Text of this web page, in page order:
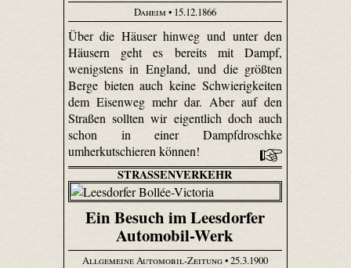
Daheim • 15.12.1866
Über die Häuser hinweg und unter den
Häusern geht es bereits mit Dampf,
wenigstens in England, und die größten
Berge bieten auch keine Schwierigkeiten
dem Eisenweg mehr dar. Aber auf den
Straßen sollten wir eigentlich doch auch
schon in einer Dampfdroschke
umherkutschieren können!
STRASSENVERKEHR
Ein Besuch im Leesdorfer
Automobil-Werk
Allgemeine Automobil-Zeitung• 25.3.1900